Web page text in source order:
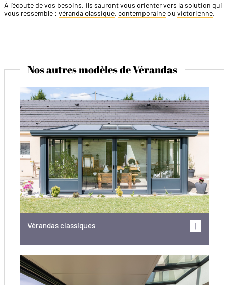
À l'écoute de vos besoins, ils sauront vous orienter vers la solution qui
vous ressemble : véranda classique, contemporaineou victorienne.
Nos autres modèles de Vérandas
Vérandas classiques